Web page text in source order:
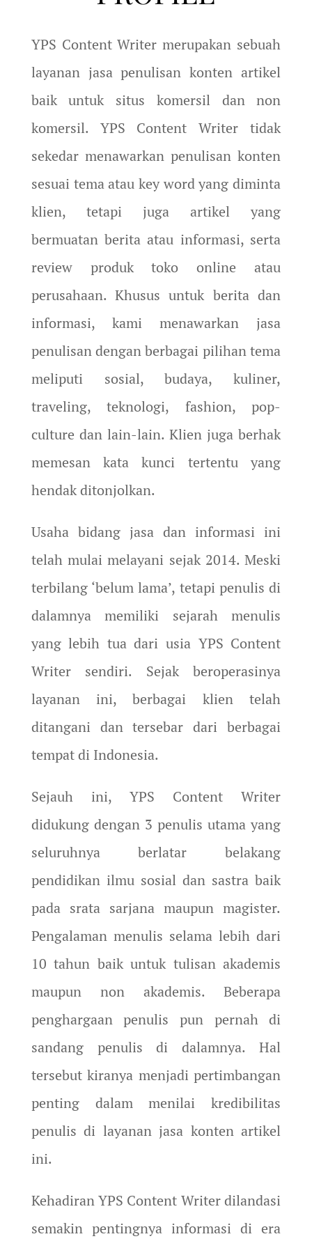
YPS Content Writer merupakan sebuah
layanan jasa penulisan konten artikel
baik untuk situs komersil dan non
komersil. YPS Content Writer tidak
sekedar menawarkan penulisan konten
sesuai tema atau key word yang diminta
klien, tetapi juga artikel yang
bermuatan berita atau informasi, serta
review produk toko online atau
perusahaan. Khusus untuk berita dan
informasi, kami menawarkan jasa
penulisan dengan berbagai pilihan tema
meliputi sosial, budaya, kuliner,
traveling, teknologi, fashion, pop-
culture dan lain-lain. Klien juga berhak
memesan kata kunci tertentu yang
hendak ditonjolkan.
Usaha bidang jasa dan informasi ini
telah mulai melayani sejak 2014. Meski
terbilang ‘belum lama’, tetapi penulis di
dalamnya memiliki sejarah menulis
yang lebih tua dari usia YPS Content
Writer sendiri. Sejak beroperasinya
layanan ini, berbagai klien telah
ditangani dan tersebar dari berbagai
tempat di Indonesia.
Sejauh ini, YPS Content Writer
didukung dengan 3 penulis utama yang
seluruhnya berlatar belakang
pendidikan ilmu sosial dan sastra baik
pada srata sarjana maupun magister.
Pengalaman menulis selama lebih dari
10 tahun baik untuk tulisan akademis
maupun non akademis. Beberapa
penghargaan penulis pun pernah di
sandang penulis di dalamnya. Hal
tersebut kiranya menjadi pertimbangan
penting dalam menilai kredibilitas
penulis di layanan jasa konten artikel
ini.
Kehadiran YPS Content Writer dilandasi
semakin pentingnya informasi di era